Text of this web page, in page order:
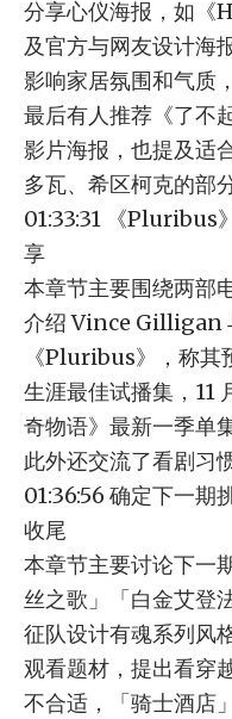
分享心仪海报，如《
及官方与网友设计海
影响家居氛围和气质
最后有人推荐《了不
影片海报，也提及适
多瓦、希区柯克的部
01:33:31 《Pluribus
享
本章节主要围绕两部
介绍 Vince Gilligan
《Pluribus》，称其
生涯最佳试播集，11
奇物语》最新一季单
此外还交流了看剧习
01:36:56 确定下一期
收尾
本章节主要讨论下一
丝之歌」「白金艾登
征队设计有魂系列风
观看题材，提出看穿
不合适，「骑士酒店